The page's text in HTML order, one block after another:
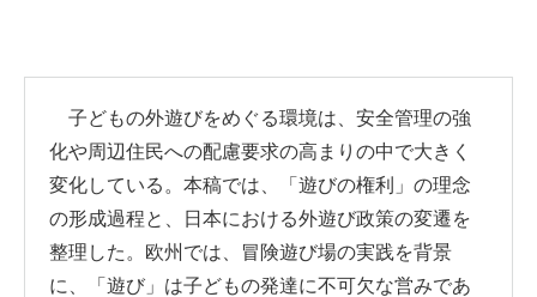
子どもの外遊びをめぐる環境は、安全管理の強
化や周辺住民への配慮要求の高まりの中で大きく
変化している。本稿では、「遊びの権利」の理念
の形成過程と、日本における外遊び政策の変遷を
整理した。欧州では、冒険遊び場の実践を背景
に、「遊び」は子どもの発達に不可欠な営みであ